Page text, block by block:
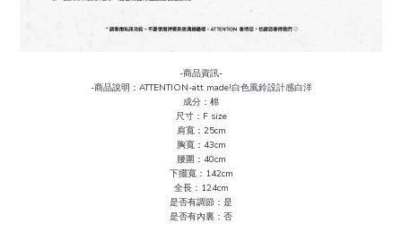
-商品資訊-
-商品說明：ATTENTION-att made!白色風鈴設計感白洋
成分 ：棉
尺寸：F size
肩寬：25cm
胸寬：43cm
腰圍 ：40cm
下擺寬：142cm
全長：124cm
是否有調節：是
是否有內裏：否